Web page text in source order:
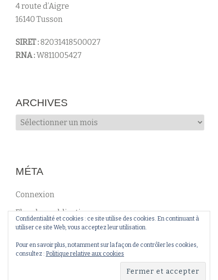
4 route d’Aigre
16140 Tusson
SIRET :82031418500027
RNA :W811005427
ARCHIVES
Archives
MÉTA
Connexion
Flux des publications
Flux des commentaires
Site de WordPress-FR
Confidentialité et cookies : ce site utilise des cookies. En continuant à
utiliser ce site Web, vous acceptez leur utilisation.
Pour en savoir plus, notamment sur la façon de contrôler les cookies,
consultez : Politique relative aux cookies